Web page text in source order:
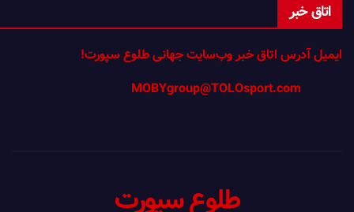
اتاق خبر
ایمیل آدرس اتاق خبر وب‌سایت جهانی طلوع سپورت!
طلوع سپورت